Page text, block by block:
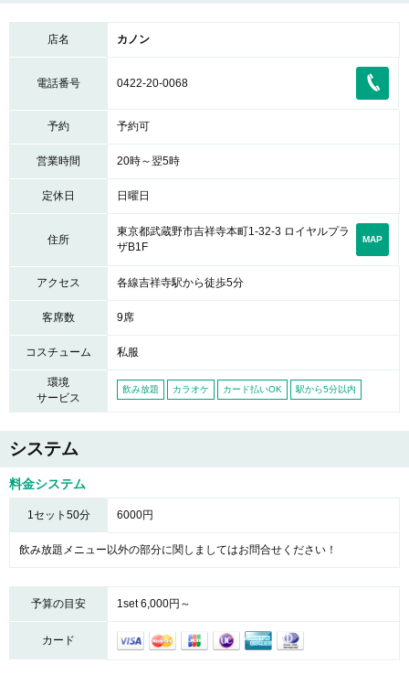
店名 カノン
電話番号 0422-20-0068
予約 予約可
営業時間 20時～翌5時
定休日 日曜日
住所
東京都武蔵野市吉祥寺本町1-32-3 ロイヤルプラ
ザB1F
MAP
アクセス 各線吉祥寺駅から徒歩5分
客席数 9席
コスチューム 私服
環境
サービス
飲み放題 カラオケ カード払いOK 駅から5分以内
システム
料金システム
1セット50分 6000円
飲み放題メニュー以外の部分に関しましてはお問合せください！
予算の目安 1set 6,000円～
カード